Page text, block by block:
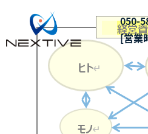
050-
[営業